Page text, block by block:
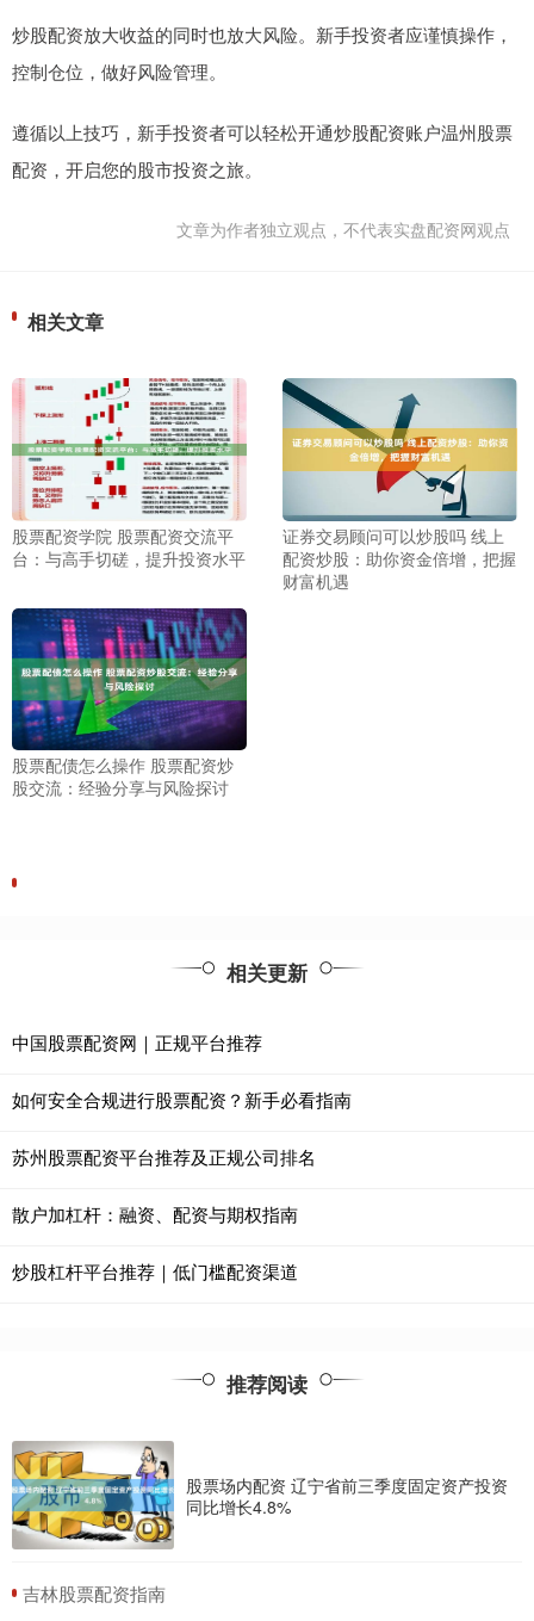
炒股配资放大收益的同时也放大风险。新手投资者应谨慎操作，
控制仓位，做好风险管理。
遵循以上技巧，新手投资者可以轻松开通炒股配资账户温州股票
配资，开启您的股市投资之旅。
文章为作者独立观点，不代表实盘配资网观点
相关文章
股票配资学院 股票配资交流平
台：与高手切磋，提升投资水平
证券交易顾问可以炒股吗 线上
配资炒股：助你资金倍增，把握
财富机遇
股票配债怎么操作 股票配资炒
股交流：经验分享与风险探讨
相关更新
中国股票配资网｜正规平台推荐
如何安全合规进行股票配资？新手必看指南
苏州股票配资平台推荐及正规公司排名
散户加杠杆：融资、配资与期权指南
炒股杠杆平台推荐｜低门槛配资渠道
推荐阅读
股票场内配资 辽宁省前三季度固定资产投资
同比增长4.8%
​吉林股票配资指南